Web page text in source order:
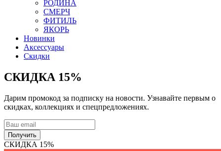
РОДИНА
СМЕРЧ
ФИТИЛЬ
ЯКОРЬ
Новинки
Аксессуары
Скидки
СКИДКА 15%
Дарим промокод за подписку на новости. Узнавайте первым о
скидках, коллекциях и спецпредложениях.
Получить
СКИДКА 15%